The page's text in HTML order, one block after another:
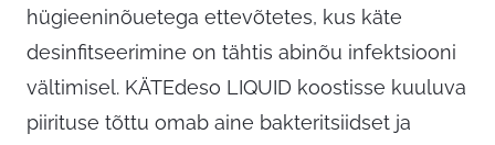
hügieeninõuetega ettevõtetes, kus käte
desinfitseerimine on tähtis abinõu infektsiooni
vältimisel. KÄTEdeso LIQUID koostisse kuuluva
piirituse tõttu omab aine bakteritsiidset ja